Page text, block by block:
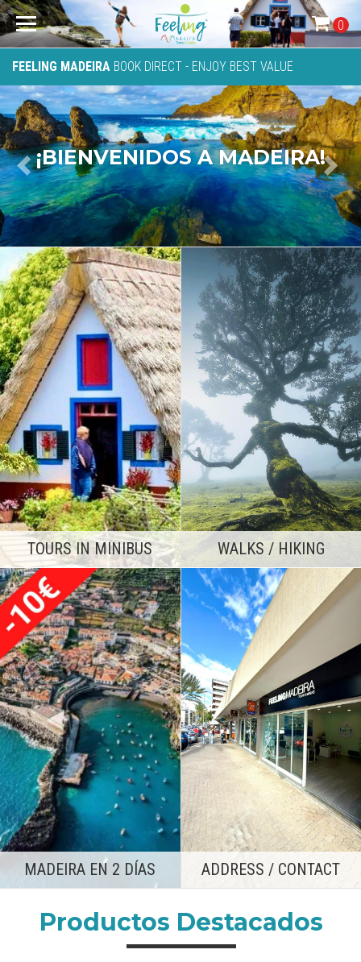
FEELING MADEIRA BOOK DIRECT - ENJOY BEST VALUE
0
BEM-VINDO À MADEIRA
Previous Next
TOURS IN MINIBUS WALKS / HIKING
MADEIRA EN 2 DÍAS ADDRESS / CONTACT
Productos Destacados